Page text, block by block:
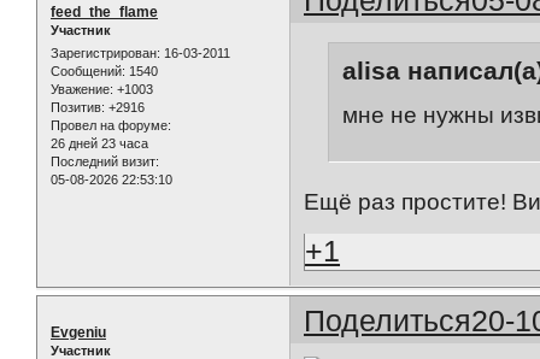
feed_the_flame
Участник
Зарегистрирован: 16-03-2011
Сообщений: 1540
Уважение: +1003
Позитив: +2916
Провел на форуме:
26 дней 23 часа
Последний визит:
05-08-2026 22:53:10
alisa
мне не нужны
Ещё раз простите!
+1
Поделиться20-
Evgeniu
Участник